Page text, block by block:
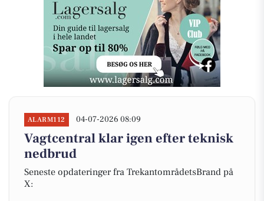
ALARM112 04-07-2026 08:09
Vagtcentral klar igen efter teknisk
nedbrud
Seneste opdateringer fra TrekantområdetsBrand på
X: